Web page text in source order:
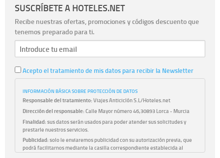
SUSCRÍBETE A HOTELES.NET
Recibe nuestras ofertas, promociones y códigos descuento que
tenemos preparado para ti.
Acepto el tratamiento de mis datos para recibir la Newsletter
INFORMACIÓN BÁSICA SOBRE PROTECCIÓN DE DATOS
Responsable del tratamiento:Viajes Anticiclón S.L/Hoteles.net
Dirección del responsable:Calle Mayor número 46,30893 Lorca - Murcia
Finalidad:sus datos serán usados para poder atender sus solicitudes y
prestarle nuestros servicios.
Publicidad:solo le enviaremos publicidad con su autorización previa, que
podrá facilitarnos mediante la casilla correspondiente establecida al